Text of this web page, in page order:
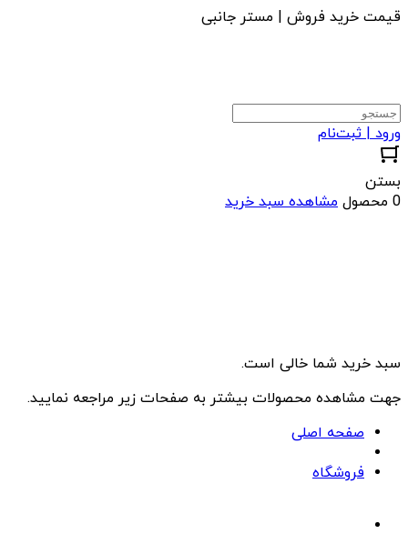
قیمت خرید فروش | مستر جانبی
ورود | ثبت‌نام
بستن
0 محصول
مشاهده سبد خرید
سبد خرید شما خالی است.
جهت مشاهده محصولات بیشتر به صفحات زیر مراجعه نمایید.
صفحه اصلی
فروشگاه